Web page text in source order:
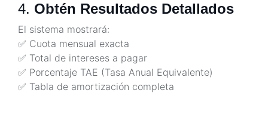
4. Obtén Resultados Detallados
El sistema mostrará:
✅ Cuota mensual exacta
✅ Total de intereses a pagar
✅ Porcentaje TAE (Tasa Anual Equivalente)
✅ Tabla de amortización completa